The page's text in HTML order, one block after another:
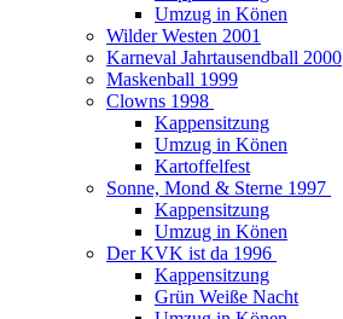
Umzug in Könen
Wilder Westen 2001
Karneval Jahrtausendball 2000
Maskenball 1999
Clowns 1998
Kappensitzung
Umzug in Könen
Kartoffelfest
Sonne, Mond & Sterne 1997
Kappensitzung
Umzug in Könen
Der KVK ist da 1996
Kappensitzung
Grün Weiße Nacht